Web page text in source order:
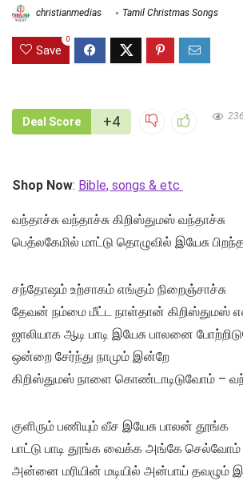
christianmedias Tamil Christmas Songs
Save
0
Deal Score +4
Shop Now: Bible, songs & etc
வந்தாச்சு வந்தாச்சு கிறிஸ்துமஸ் வந்தாச்சு
பெத்லகேமில் மாட்டு தொழுவில் இயேசு
சந்தோஷம் உற்சாகம் எங்கும் நிறைஞ்சாச்சு
தேவன் நம்மை மீட்ட நாள்தான் கிறிஸ்துமஸ்
ஜாலியாக ஆடி பாடி இயேசு பாலனை
ஒன்றை சேர்ந்து நாமும் இன்றே
கிறிஸ்துமஸ் நாளை கொண்டாடிடுவோம் –
குளிரும் பணியும் வீச இயேசு பாலன் தூங்க
பாட்டு பாடி தூங்க வைக்க அங்கே
அன்னை மரியின் மடியில் அன்பாய் தவழும்